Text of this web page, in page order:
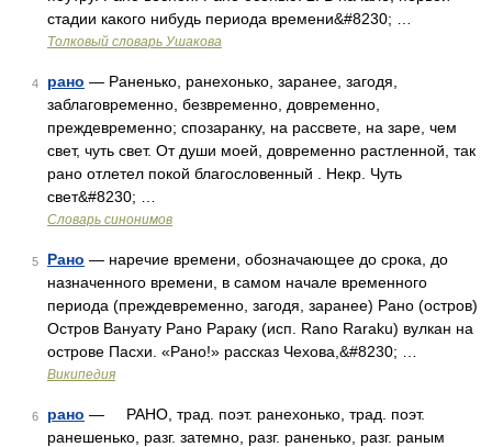
стадии какого нибудь периода времени&#8230; …
Толковый словарь Ушакова
4 рано — Раненько, ранехонько, заранее, загодя,
заблаговременно, безвременно, довременно,
преждевременно; спозаранку, на рассвете, на заре, чем
свет, чуть свет. От души моей, довременно растленной, так
рано отлетел покой благословенный . Некр. Чуть
свет&#8230; …
Словарь синонимов
5 Рано — наречие времени, обозначающее до срока, до
назначенного времени, в самом начале временного
периода (преждевременно, загодя, заранее) Рано (остров)
Остров Вануату Рано Рараку (исп. Rano Raraku) вулкан на
острове Пасхи. «Рано!» рассказ Чехова,&#8230; …
Википедия
6 рано — РАНО, трад. поэт. ранехонько, трад. поэт.
ранешенько, разг. затемно, разг. раненько, разг. раным